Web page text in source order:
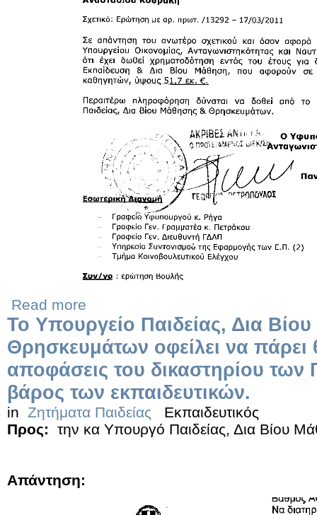
Read more
Το Υπουργείο Παιδείας, Δια
Θρησκευμάτων οφείλει να πάρει
αποφάσεις του δικαστηρίου των
βάρος των εκπαιδευτικών.
in Ζητήματα Παιδείας
Εκπαιδευτικός
Προς:
την κα Υπουργό Παιδείας, Δια Βίου
Απάντηση: